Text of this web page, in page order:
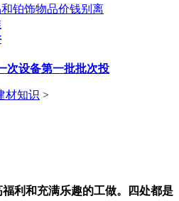
铂饰物品价钱别离
次设备第一批批次投
材知识 >
和充满乐趣的工做。四处都是